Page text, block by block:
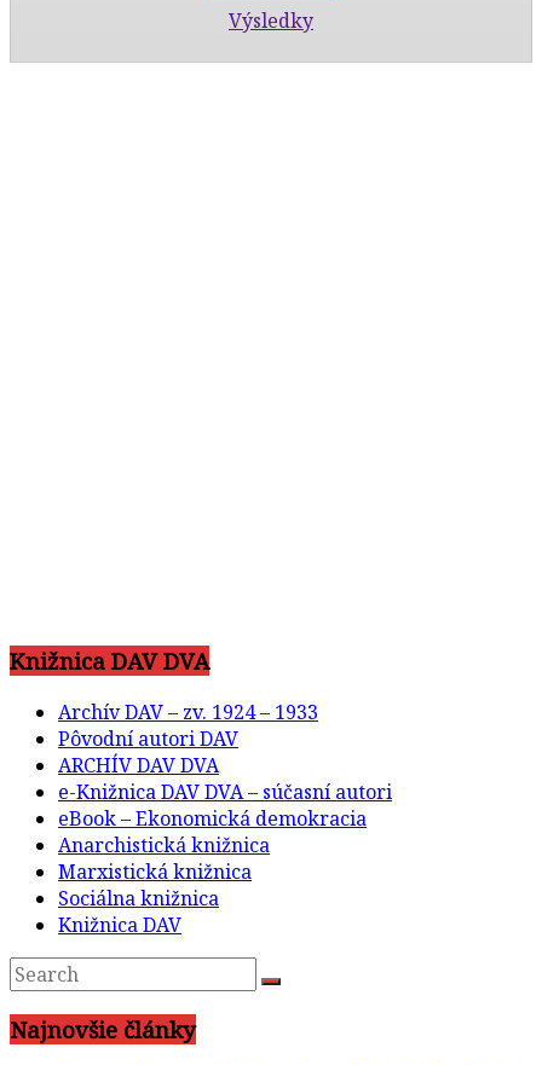
Výsledky
Knižnica DAV DVA
Archív DAV – zv. 1924 – 1933
Pôvodní autori DAV
ARCHÍV DAV DVA
e-Knižnica DAV DVA – súčasní autori
eBook – Ekonomická demokracia
Anarchistická knižnica
Marxistická knižnica
Sociálna knižnica
Knižnica DAV
Najnovšie články